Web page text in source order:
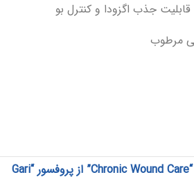
جذب اگزودا و کنترل بو
مرطوب
مقاله برگرفته شده از کتاب “Chronic Wound Care” از پروفسور “Gari